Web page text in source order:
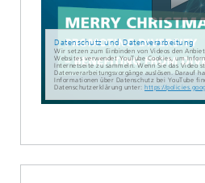
Datenschutz und Datenverarbeitung
Wir setzen zum Einbinden von Videos den
Websites verwendet YouTube Cookies, um
Internetseite zu sammeln. Wenn Sie das Video
Datenverarbeitungsvorgänge auslösen. Darauf
Informationen über Datenschutz bei YouTube
Datenschutzerklärung unter: https://